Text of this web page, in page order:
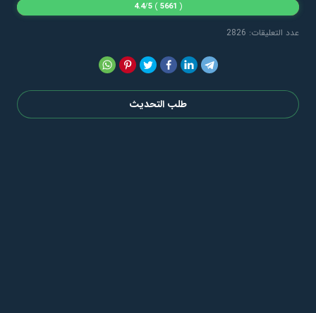
عدد التعليقات: 2826
(
5661
)
4.4/5
طلب التحديث